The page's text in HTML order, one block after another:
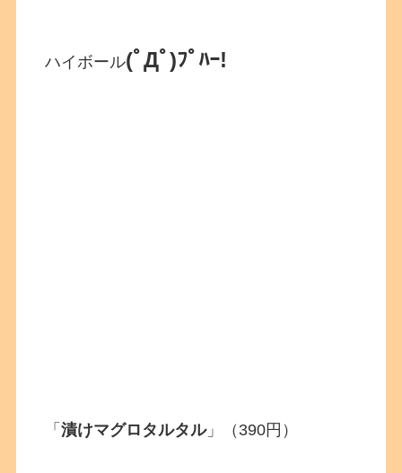
ハイボール(ﾟДﾟ)ﾌﾟﾊｰ!
「漬けマグロタルタル」（390円）